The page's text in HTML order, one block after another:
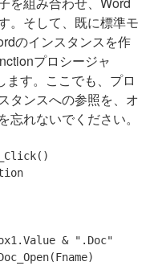
。そして、既に標準モ
のインスタンスを作
プロシージャ
ます。ここでも、プロ
タンスへの参照を、オ
れないでください。
& ".Doc"